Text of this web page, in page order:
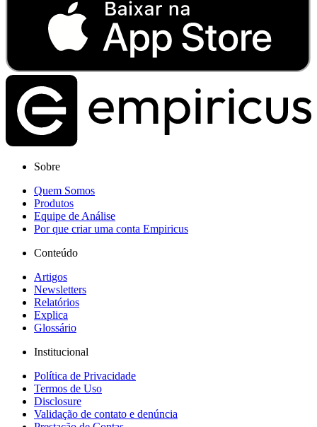
Sobre
Quem Somos
Produtos
Equipe de Análise
Por que criar uma conta Empiricus
Conteúdo
Artigos
Newsletters
Relatórios
Explica
Glossário
Institucional
Política de Privacidade
Termos de Uso
Disclosure
Validação de contato e denúncia